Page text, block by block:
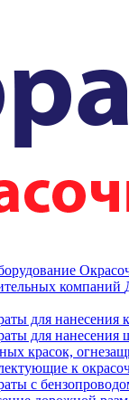
для нанесения
для нанесения
красок,
к
с